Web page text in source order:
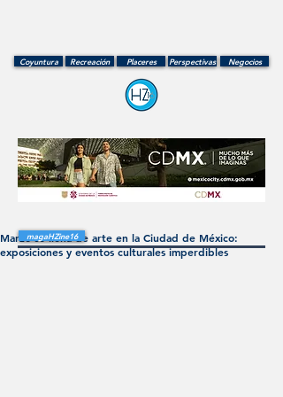
Coyuntura Recreación Placeres Negocios
Perspectivas
Marzo se llena de arte en la Ciudad de México:
exposiciones y eventos culturales imperdibles
magaHZine16